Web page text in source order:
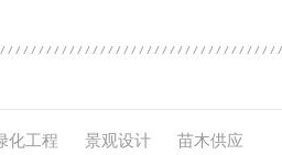
化工程 景观设计 苗木供应